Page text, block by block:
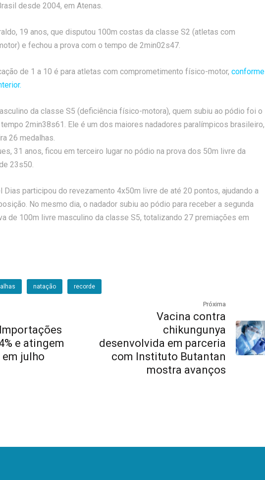
desde 2004, em Atenas.
19 anos, que disputou 100m costas da classe S2 (atletas com
e fechou a prova com o tempo de 2min02s47.
de 1 a 10 é para atletas com comprometimento físico-motor, conforme
da classe S5 (deficiência físico-motora), quem subiu ao pódio foi o
2min38s61. Ele é um dos maiores nadadores paralímpicos brasileiro,
26 medalhas.
31 anos, ficou em terceiro lugar no pódio na prova dos 50m livre da
23s50.
Dias participou do revezamento 4x50m livre de até 20 pontos, ajudando a
No mesmo dia, o nadador subiu ao pódio para receber a segunda
de 100m livre masculino da classe S5, totalizando 27 premiações em
natação recorde
e atingem
em julho
Próxima
Vacina contra
chikungunya
desenvolvida em parceria
com Instituto Butantan
mostra avanços